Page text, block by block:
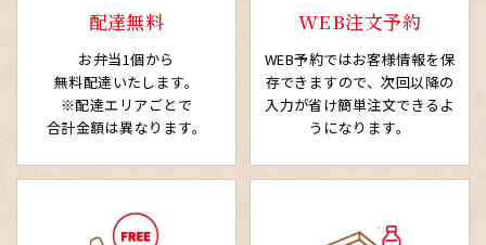
配達無料
お弁当1個から
無料配達いたします。
※配達エリアごとで
合計金額は異なります。
WEB注文予約
WEB予約ではお客様情報を保
存できますので、次回以降の
入力が省け簡単注文できるよ
うになります。